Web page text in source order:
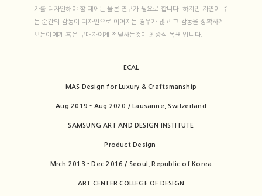
가를 디자인해야 할 때에는 물론 연구가 필요로 합니다. 하지만 자연이 주
는 순간의 감동이 디자인으로 이어지는 경우가 많고 그 감동을 정확하게
보는이에게 혹은 구매자에게 전달하는것이 최종적 목표 입니다.
ECAL
MAS Design for Luxury & Craftsmanship
Aug 2019 - Aug 2020 / Lausanne, Switzerland
SAMSUNG ART AND DESIGN INSTITUTE
Product Design
Mrch 2013 - Dec 2016 / Seoul, Republic of Korea
ART CENTER COLLEGE OF DESIGN